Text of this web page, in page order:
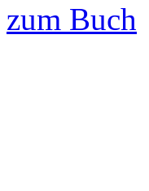
zum Buch